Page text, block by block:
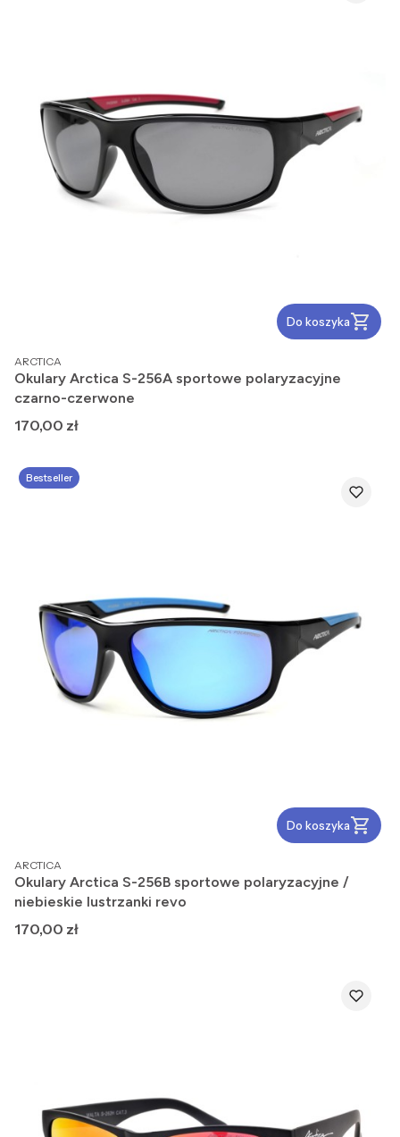
Do koszyka
PRODUCENT
ARCTICA
Okulary Arctica S-256A sportowe polaryzacyjne
czarno-czerwone
Cena
170,00 zł
Bestseller
Do koszyka
PRODUCENT
ARCTICA
Okulary Arctica S-256B sportowe polaryzacyjne /
niebieskie lustrzanki revo
Cena
170,00 zł